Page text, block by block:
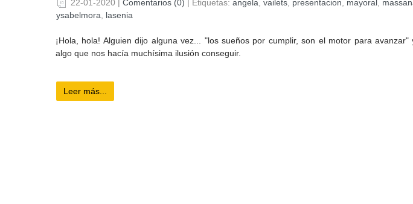
22-01-2020 | Comentarios (0) | Etiquetas: angela, vailets, presentacion, mayoral,
ysabelmora, lasenia
¡Hola, hola! Alguien dijo alguna vez... "los sueños por cumplir, son el motor para
algo que nos hacía muchísima ilusión conseguir.
Leer más...